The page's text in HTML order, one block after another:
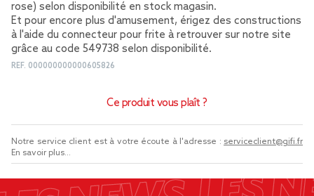
rose) selon disponibilité en stock magasin.
Et pour encore plus d'amusement, érigez des constructions
à l'aide du connecteur pour frite à retrouver sur notre site
grâce au code 549738 selon disponibilité.
REF. 000000000000605826
Ce produit vous plaît ?
Notre service client est à votre écoute à l'adresse : serviceclient@gifi.fr
En savoir plus...